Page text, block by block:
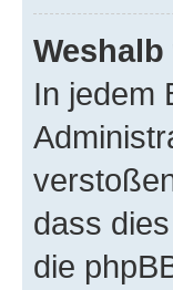
In jedem
dass
die